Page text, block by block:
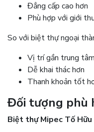
Đẳng cấp cao hơn
Phù hợp với giới
So với biệt thự ngoại
Vị trí gần trung
Dễ khai thác hơn
Thanh khoản tốt
Đối tượng phù
Biệt thự Mipec Tố Hữu